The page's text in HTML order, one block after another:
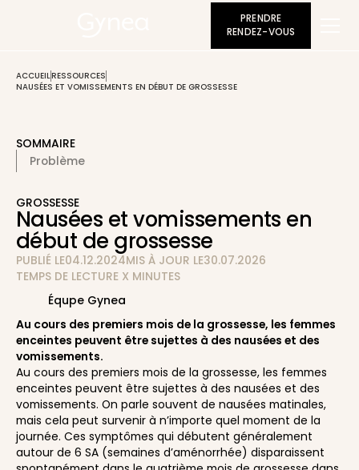
PRENDRE
RENDEZ-VOUS
ACCUEILRESSOURCES
NAUSÉES ET VOMISSEMENTS EN DÉBUT DE GROSSESSE
SOMMAIRE
Problème
GROSSESSE
Nausées et vomissements en
début de grossesse
PUBLIÉ LE04.12.2024MIS À JOUR LE30.07.2026
TEMPS DE LECTURE X MINUTES
Équpe Gynea
Au cours des premiers mois de la grossesse, les femmes
enceintes peuvent être sujettes à des nausées et des
vomissements.
Au cours des premiers mois de la grossesse, les femmes
enceintes peuvent être sujettes à des nausées et des
vomissements. On parle souvent de nausées matinales,
mais cela peut survenir à n’importe quel moment de la
journée. Ces symptômes qui débutent généralement
autour de 6 SA (semaines d’aménorrhée) disparaissent